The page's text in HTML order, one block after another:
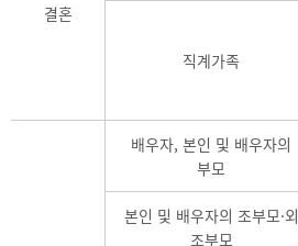
결혼
직계가족
배우자, 본인 및 배우자의
부모
본인 및 배우자의 조부모·외
조부모